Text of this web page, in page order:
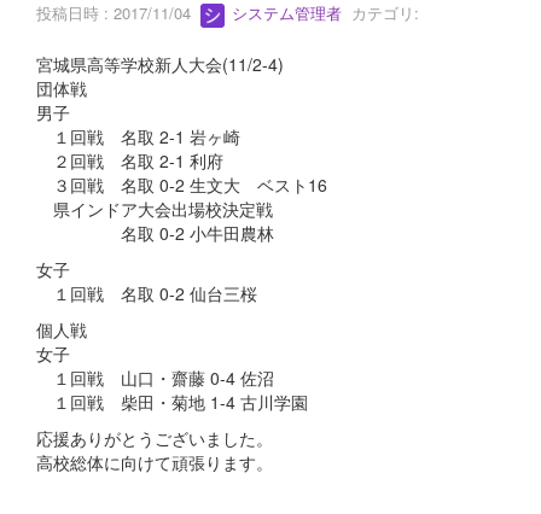
投稿日時 : 2017/11/04 システム管理者 カテゴリ:
宮城県高等学校新人大会(11/2-4)
団体戦
男子
１回戦 名取 2-1 岩ヶ崎
２回戦 名取 2-1 利府
３回戦 名取 0-2 生文大 ベスト16
県インドア大会出場校決定戦
名取 0-2 小牛田農林
女子
１回戦 名取 0-2 仙台三桜
個人戦
女子
１回戦 山口・齋藤 0-4 佐沼
１回戦 柴田・菊地 1-4 古川学園
応援ありがとうございました。
高校総体に向けて頑張ります。